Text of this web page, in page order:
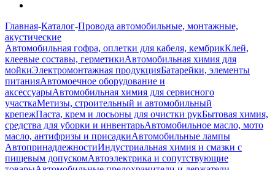
Главная-Каталог-Провода автомобильные, монтажные,
акустические
Автомобильная гофра, оплетки для кабеля, кембрикКлей,
клеевые составы, герметикиАвтомобильная химия для
мойкиЭлектромонтажная продукцияБатарейки, элементы
питанияАвтомоечное оборудование и
аксессуарыАвтомобильная химия для сервисного
участкаМетизы, строительный и автомобильный
крепежПаста, крем и лосьоны для очистки рукБытовая химия,
средства для уборки и инвентарьАвтомобильное масло, мото
масло, антифризы и присадкиАвтомобильные лампы
АвтопринадлежностиИндустриальная химия и смазки с
пищевым допускомАвтоэлектрика и сопутствующие